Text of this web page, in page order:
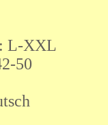
L-XXL
50